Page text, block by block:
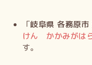
「岐阜県 各務原市
けん かかみがは
す。